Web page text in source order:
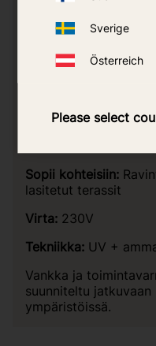
Sverige
Österreich
Please select
<\/p>
Sopii kohteisiin:
lasitetut terassit
Virta: 230V
Tekniikka: UV +
Vankka ja
suunniteltu
ympäristöissä.